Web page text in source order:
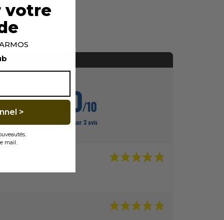
10/10
Basé sur 3 avis
votre
>
mail.